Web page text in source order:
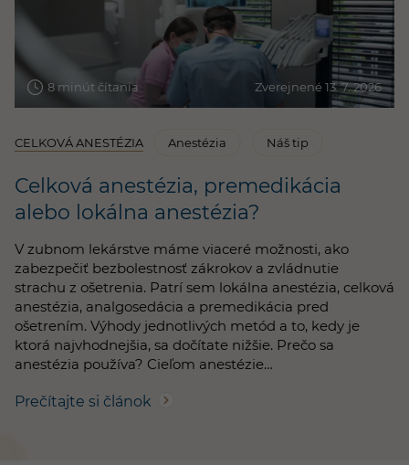
8 minút čítania Zverejnené 13. 7. 2026
CELKOVÁ ANESTÉZIA Anestézia Náš tip
Celková anestézia, premedikácia
alebo lokálna anestézia?
V zubnom lekárstve máme viaceré možnosti, ako
zabezpečiť bezbolestnosť zákrokov a zvládnutie
strachu z ošetrenia. Patrí sem lokálna anestézia, celková
anestézia, analgosedácia a premedikácia pred
ošetrením. Výhody jednotlivých metód a to, kedy je
ktorá najvhodnejšia, sa dočítate nižšie. Prečo sa
anestézia používa? Cieľom anestézie…
Prečítajte si článok